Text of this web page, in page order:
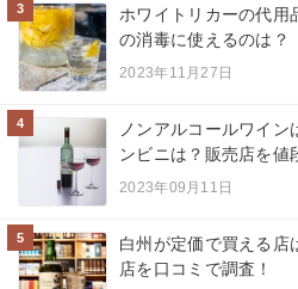
3
ホワイトリカーの代用
の消毒に使えるのは？
2023年11月27日
4
ノンアルコールワイ
ンビニは？販売店を値
2023年09月11日
5
白州が定価で買える店
店を口コミで調査！